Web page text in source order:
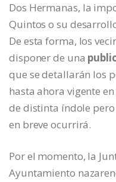
Dos Hermanas, la
Quintos o su
De esta forma, los
disponer de una
que se detallarán los
hasta ahora vigente
de distinta índole
en breve ocurrirá.
Por el momento, la
Ayuntamiento